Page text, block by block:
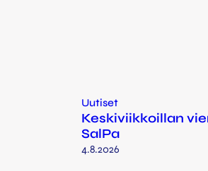
Uutiset
Keskiviikkoillan
SalPa
4.8.2026